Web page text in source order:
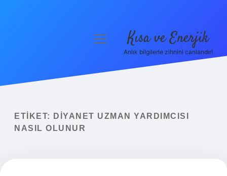
Yasal Uyarı
menüyü
Kısa ve Enerjik
Anlık bilgilerle zihnini canlandır!
ETIKET:
DIYANET UZMAN YARDIMCISI
NASIL OLUNUR